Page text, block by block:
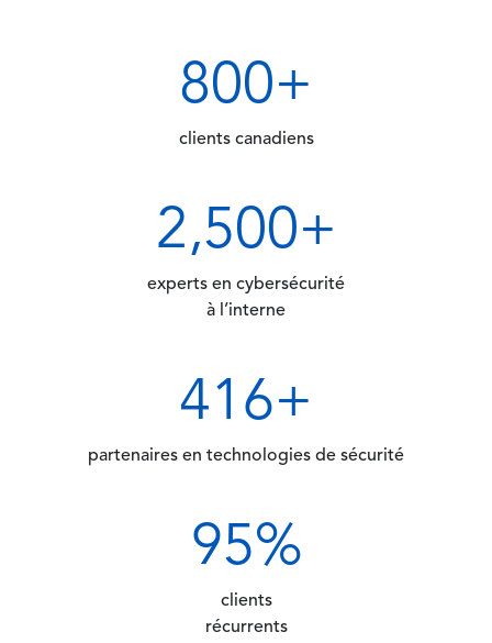
800+
clients canadiens
2,500+
experts en cybersécurité
à l’interne
450+
partenaires en technologies de sécurité
95%
clients
récurrents